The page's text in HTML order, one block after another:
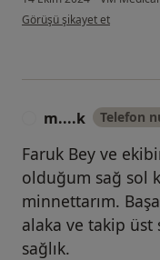
kullanıcının görüşüne göre
Görüşü şikayet et
m....k Telefon
Faruk Bey ve
olduğum sağ sol
minnettarım.
alaka ve takip
sağlık.